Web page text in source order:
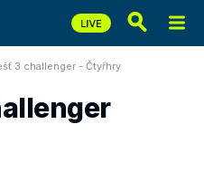
3 challenger - Čtyřhry